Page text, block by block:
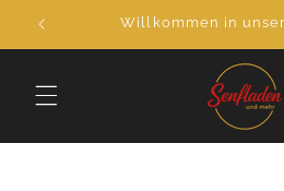
zum
Inhalt
Willkommen in